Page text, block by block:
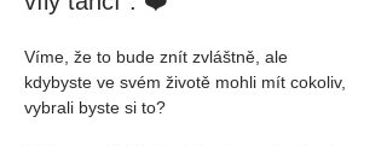
Víme, že to bude znít zvláštně, ale
kdybyste ve svém životě mohli mít cokoliv,
vybrali byste si to?